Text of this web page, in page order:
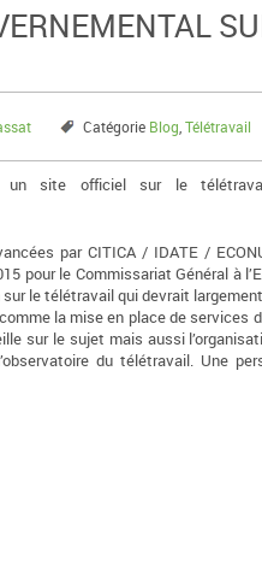
Catégorie Blog Télétravail
un site officiel sur le
par CITICA / IDATE /
pour le Commissariat Général à
le télétravail qui devrait
la mise en place de services
sur le sujet mais aussi
du télétravail. Une